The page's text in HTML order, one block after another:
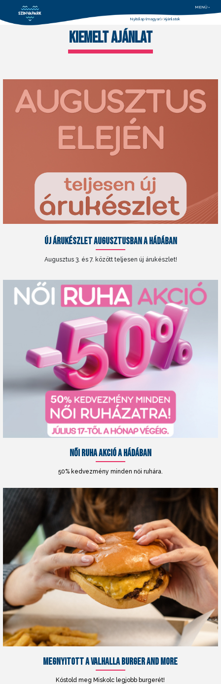
MENÜ =
Nyitólap (magyar) Ajánlatok
KIEMELT AJÁNLAT
ÚJ ÁRUKÉSZLET AUGUSZTUSBAN A HÁDÁBAN
Augusztus 3. és 7. között teljesen új árukészlet!
NŐI RUHA AKCIÓ A HÁDÁBAN
50% kedvezmény minden női ruhára.
MEGNYITOTT A VALHALLA BURGER AND MORE
Kóstold meg Miskolc legjobb burgerét!